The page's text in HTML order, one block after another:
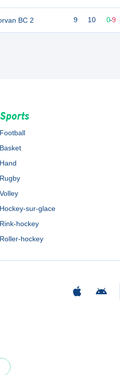
BC 2 9 10 0-9
Sports
Football
Basket
Hand
Rugby
Volley
Hockey-sur-glace
Rink-hockey
Roller-hockey